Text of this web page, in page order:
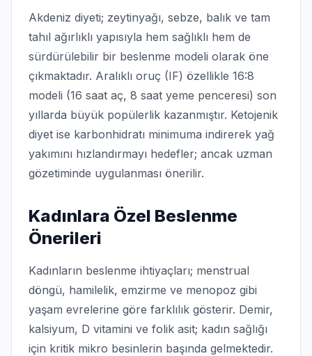
Akdeniz diyeti; zeytinyağı, sebze, balık ve tam
tahıl ağırlıklı yapısıyla hem sağlıklı hem de
sürdürülebilir bir beslenme modeli olarak öne
çıkmaktadır. Aralıklı oruç (IF) özellikle 16:8
modeli (16 saat aç, 8 saat yeme penceresi) son
yıllarda büyük popülerlik kazanmıştır. Ketojenik
diyet ise karbonhidratı minimuma indirerek yağ
yakımını hızlandırmayı hedefler; ancak uzman
gözetiminde uygulanması önerilir.
Kadınlara Özel Beslenme
Önerileri
Kadınların beslenme ihtiyaçları; menstrual
döngü, hamilelik, emzirme ve menopoz gibi
yaşam evrelerine göre farklılık gösterir. Demir,
kalsiyum, D vitamini ve folik asit; kadın sağlığı
için kritik mikro besinlerin başında gelmektedir.